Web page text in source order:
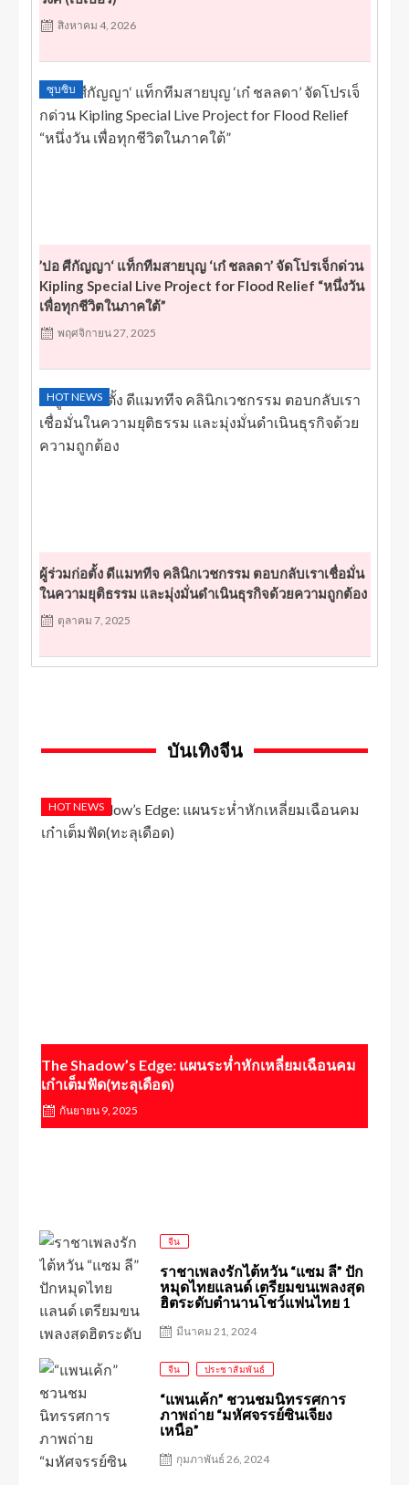
สิงหาคม 4, 2026
ซุบซิบ
’ปอ ศีกัญญา‘ แท็กทีมสายบุญ ‘เก๋ ชลลดา’ จัดโปรเจ็กด่วน
Kipling Special Live Project for Flood Relief “หนึ่งวัน
เพื่อทุกชีวิตในภาคใต้”
พฤศจิกายน 27, 2025
HOT NEWS
ผู้ร่วมก่อตั้ง ดีแมททีจ คลินิกเวชกรรม ตอบกลับเราเชื่อมั่น
ในความยุติธรรม และมุ่งมั่นดำเนินธุรกิจด้วยความถูกต้อง
ตุลาคม 7, 2025
บันเทิงจีน
HOT NEWS
The Shadow’s Edge: แผนระห่ำหักเหลี่ยมเฉือนคม
เก๋าเต็มฟัด(ทะลุเดือด)
กันยายน 9, 2025
จีน
ราชาเพลงรักไต้หวัน “แซม ลี” ปัก
หมุดไทยแลนด์ เตรียมขนเพลงสุด
ฮิตระดับตำนานโชว์แฟนไทย 1
มีนาคม 21, 2024
จีน ประชาสัมพันธ์
“แพนเค้ก” ชวนชมนิทรรศการ
ภาพถ่าย “มหัศจรรย์ซินเจียง
เหนือ”
กุมภาพันธ์ 26, 2024